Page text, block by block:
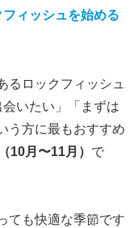
ィッシュを始める
るロックフィッシュ
いたい」「まずは
う方に最もおすすめ
10月〜11月） で
ても快適な季節です